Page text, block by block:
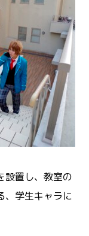
設置し、教室の
、学生キャラに